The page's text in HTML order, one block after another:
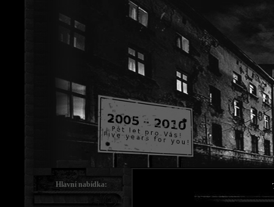
Hlavní nabídka: